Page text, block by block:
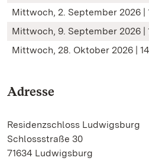
Mittwoch, 2. September 2026 |
Mittwoch, 9. September 2026 |
Mittwoch, 28. Oktober 2026 |
Adresse
Residenzschloss Ludwigsburg
Schlossstraße 30
71634 Ludwigsburg